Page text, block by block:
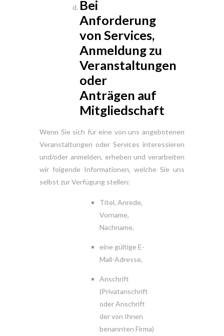
Bei
Anforderung
von Services,
Anmeldung zu
Veranstaltungen
oder
Anträgen auf
Mitgliedschaft
Wenn Sie sich für eine von uns angebotenen
Veranstaltungen oder Services interessieren
und/oder anmelden, erheben und verarbeiten
wir folgende Informationen, welche Sie uns
selbst zur Verfügung stellen:
Titel, Anrede,
Vorname,
Nachname,
eine gültige E-
Mail-Adresse,
Anschrift
(Privatanschrift
oder Anschrift
der von Ihnen
benannten Firma)